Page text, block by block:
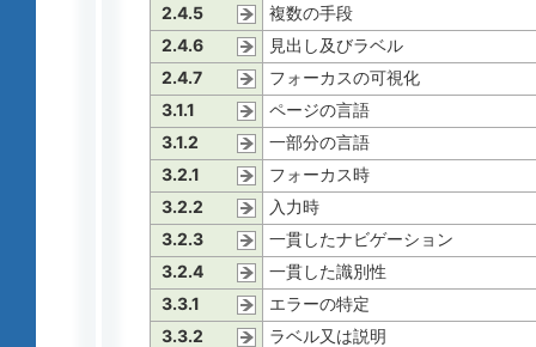
2.4.5
複数の手段
2.4.6
見出し及びラベル
2.4.7
フォーカスの可視化
3.1.1
ページの言語
3.1.2
一部分の言語
3.2.1
フォーカス時
3.2.2
入力時
3.2.3
一貫したナビゲーション
3.2.4
一貫した識別性
3.3.1
エラーの特定
3.3.2
ラベル又は説明